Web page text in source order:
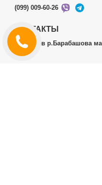
(099) 009-60-26
КОНТАКТЫ
г.Харьков р.Барабашова